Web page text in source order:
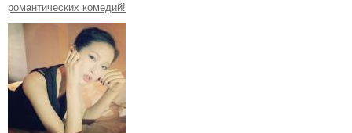
романтических комедий!